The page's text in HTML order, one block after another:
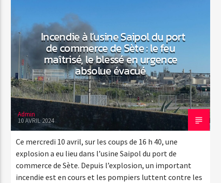
Incendie à l’usine Saipol du port
de commerce de Sète : le feu
maîtrisé, le blessé en urgence
absolue évacué
Admin
10 AVRIL 2024
Ce mercredi 10 avril, sur les coups de 16 h 40, une
explosion a eu lieu dans l’usine Saipol du port de
commerce de Sète. Depuis l’explosion, un important
incendie est en cours et les pompiers luttent contre les